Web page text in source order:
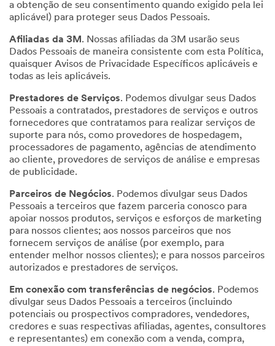
a obtenção de seu consentimento quando exigido pela lei
aplicável) para proteger seus Dados Pessoais.
Afiliadas da 3M. Nossas afiliadas da 3M usarão seus
Dados Pessoais de maneira consistente com esta Política,
quaisquer Avisos de Privacidade Específicos aplicáveis e
todas as leis aplicáveis.
Prestadores de Serviços. Podemos divulgar seus Dados
Pessoais a contratados, prestadores de serviços e outros
fornecedores que contratamos para realizar serviços de
suporte para nós, como provedores de hospedagem,
processadores de pagamento, agências de atendimento
ao cliente, provedores de serviços de análise e empresas
de publicidade.
Parceiros de Negócios. Podemos divulgar seus Dados
Pessoais a terceiros que fazem parceria conosco para
apoiar nossos produtos, serviços e esforços de marketing
para nossos clientes; aos nossos parceiros que nos
fornecem serviços de análise (por exemplo, para
entender melhor nossos clientes); e para nossos parceiros
autorizados e prestadores de serviços.
Em conexão com transferências de negócios. Podemos
divulgar seus Dados Pessoais a terceiros (incluindo
potenciais ou prospectivos compradores, vendedores,
credores e suas respectivas afiliadas, agentes, consultores
e representantes) em conexão com a venda, compra,